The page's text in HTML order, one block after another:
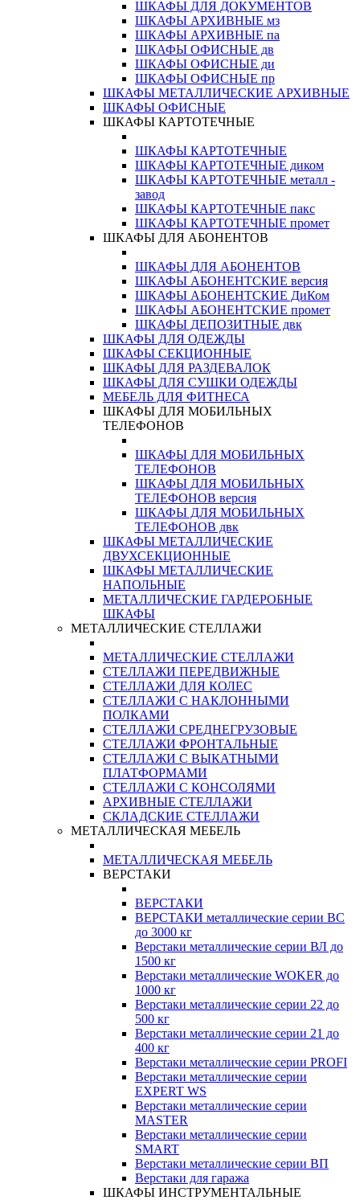
ШКАФЫ ДЛЯ ДОКУМЕНТОВ
ШКАФЫ АРХИВНЫЕ мз
ШКАФЫ АРХИВНЫЕ па
ШКАФЫ ОФИСНЫЕ дв
ШКАФЫ ОФИСНЫЕ ди
ШКАФЫ ОФИСНЫЕ пр
ШКАФЫ МЕТАЛЛИЧЕСКИЕ АРХИВНЫЕ
ШКАФЫ ОФИСНЫЕ
ШКАФЫ КАРТОТЕЧНЫЕ
ШКАФЫ КАРТОТЕЧНЫЕ
ШКАФЫ КАРТОТЕЧНЫЕ диком
ШКАФЫ КАРТОТЕЧНЫЕ металл -
завод
ШКАФЫ КАРТОТЕЧНЫЕ пакс
ШКАФЫ КАРТОТЕЧНЫЕ промет
ШКАФЫ ДЛЯ АБОНЕНТОВ
ШКАФЫ ДЛЯ АБОНЕНТОВ
ШКАФЫ АБОНЕНТСКИЕ версия
ШКАФЫ АБОНЕНТСКИЕ ДиКом
ШКАФЫ АБОНЕНТСКИЕ промет
ШКАФЫ ДЕПОЗИТНЫЕ двк
ШКАФЫ ДЛЯ ОДЕЖДЫ
ШКАФЫ СЕКЦИОННЫЕ
ШКАФЫ ДЛЯ РАЗДЕВАЛОК
ШКАФЫ ДЛЯ СУШКИ ОДЕЖДЫ
МЕБЕЛЬ ДЛЯ ФИТНЕСА
ШКАФЫ ДЛЯ МОБИЛЬНЫХ
ТЕЛЕФОНОВ
ШКАФЫ ДЛЯ МОБИЛЬНЫХ
ТЕЛЕФОНОВ
ШКАФЫ ДЛЯ МОБИЛЬНЫХ
ТЕЛЕФОНОВ версия
ШКАФЫ ДЛЯ МОБИЛЬНЫХ
ТЕЛЕФОНОВ двк
ШКАФЫ МЕТАЛЛИЧЕСКИЕ
ДВУХСЕКЦИОННЫЕ
ШКАФЫ МЕТАЛЛИЧЕСКИЕ
НАПОЛЬНЫЕ
МЕТАЛЛИЧЕСКИЕ ГАРДЕРОБНЫЕ
ШКАФЫ
МЕТАЛЛИЧЕСКИЕ СТЕЛЛАЖИ
МЕТАЛЛИЧЕСКИЕ СТЕЛЛАЖИ
СТЕЛЛАЖИ ПЕРЕДВИЖНЫЕ
СТЕЛЛАЖИ ДЛЯ КОЛЕС
СТЕЛЛАЖИ С НАКЛОННЫМИ
ПОЛКАМИ
СТЕЛЛАЖИ СРЕДНЕГРУЗОВЫЕ
СТЕЛЛАЖИ ФРОНТАЛЬНЫЕ
СТЕЛЛАЖИ С ВЫКАТНЫМИ
ПЛАТФОРМАМИ
СТЕЛЛАЖИ С КОНСОЛЯМИ
АРХИВНЫЕ СТЕЛЛАЖИ
СКЛАДСКИЕ СТЕЛЛАЖИ
МЕТАЛЛИЧЕСКАЯ МЕБЕЛЬ
МЕТАЛЛИЧЕСКАЯ МЕБЕЛЬ
ВЕРСТАКИ
ВЕРСТАКИ
ВЕРСТАКИ металлические серии ВС
до 3000 кг
Верстаки металлические серии ВЛ до
1500 кг
Верстаки металлические WOKER до
1000 кг
Верстаки металлические серии 22 до
500 кг
Верстаки металлические серии 21 до
400 кг
Верстаки металлические серии PROFI
Верстаки металлические серии
EXPERT WS
Верстаки металлические серии
MASTER
Верстаки металлические серии
SMART
Верстаки металлические серии ВП
Верстаки для гаража
ШКАФЫ ИНСТРУМЕНТАЛЬНЫЕ